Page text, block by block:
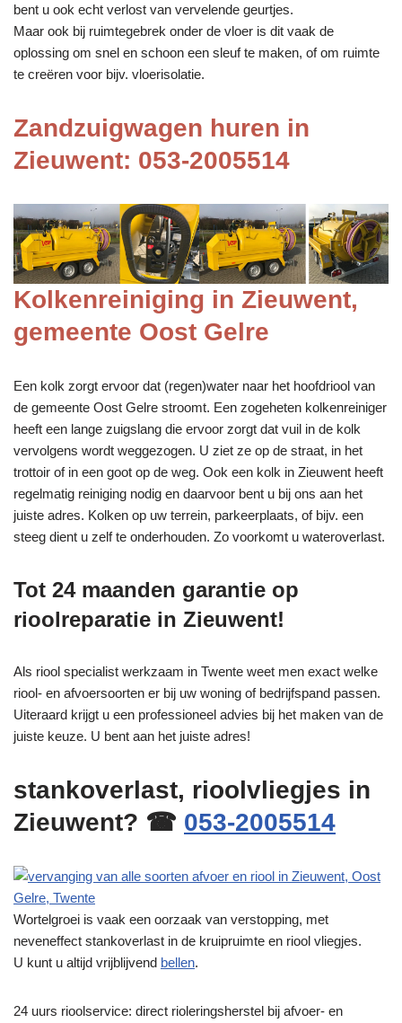
bent u ook echt verlost van vervelende geurtjes.
Maar ook bij ruimtegebrek onder de vloer is dit vaak de
oplossing om snel en schoon een sleuf te maken, of om ruimte
te creëren voor bijv. vloerisolatie.
Zandzuigwagen huren in
Zieuwent: 053-2005514
Kolkenreiniging in Zieuwent,
gemeente Oost Gelre
Een kolk zorgt ervoor dat (regen)water naar het hoofdriool van
de gemeente Oost Gelre stroomt. Een zogeheten kolkenreiniger
heeft een lange zuigslang die ervoor zorgt dat vuil in de kolk
vervolgens wordt weggezogen. U ziet ze op de straat, in het
trottoir of in een goot op de weg. Ook een kolk in Zieuwent heeft
regelmatig reiniging nodig en daarvoor bent u bij ons aan het
juiste adres. Kolken op uw terrein, parkeerplaats, of bijv. een
steeg dient u zelf te onderhouden. Zo voorkomt u wateroverlast.
Tot 24 maanden garantie op
rioolreparatie in Zieuwent!
Als riool specialist werkzaam in Twente weet men exact welke
riool- en afvoersoorten er bij uw woning of bedrijfspand passen.
Uiteraard krijgt u een professioneel advies bij het maken van de
juiste keuze. U bent aan het juiste adres!
stankoverlast, rioolvliegjes in
Zieuwent? ☎ 053-2005514
Wortelgroei is vaak een oorzaak van verstopping, met
neveneffect stankoverlast in de kruipruimte en riool vliegjes.
U kunt u altijd vrijblijvend bellen.
24 uurs rioolservice: direct rioleringsherstel bij afvoer- en